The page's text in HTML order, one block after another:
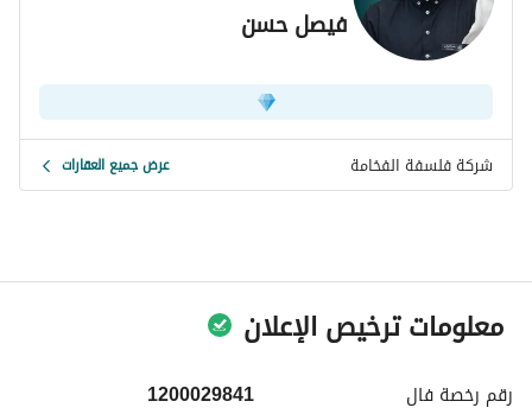
فيصل حسن
شركة فلسفة الفخامة عرض جميع العقارات
معلومات ترخيص الإعلان
رقم رخصة فال
1200029841